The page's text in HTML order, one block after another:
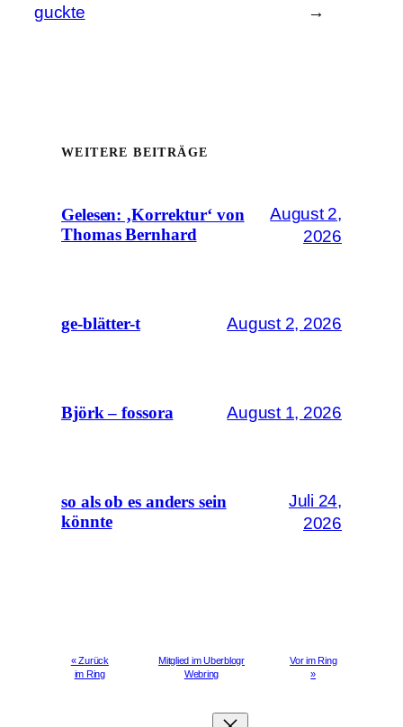
guckte
→
WEITERE BEITRÄGE
Gelesen: ‚Korrektur‘ von
Thomas Bernhard
August 2,
2026
ge-blätter-t August 2, 2026
Björk – fossora August 1, 2026
so als ob es anders sein
könnte
Juli 24,
2026
« Zurück
im Ring
Mitglied im Uberblogr
Webring
Vor im Ring
»